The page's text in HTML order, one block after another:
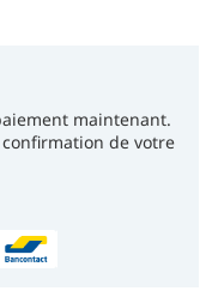
maintenant.
de votre